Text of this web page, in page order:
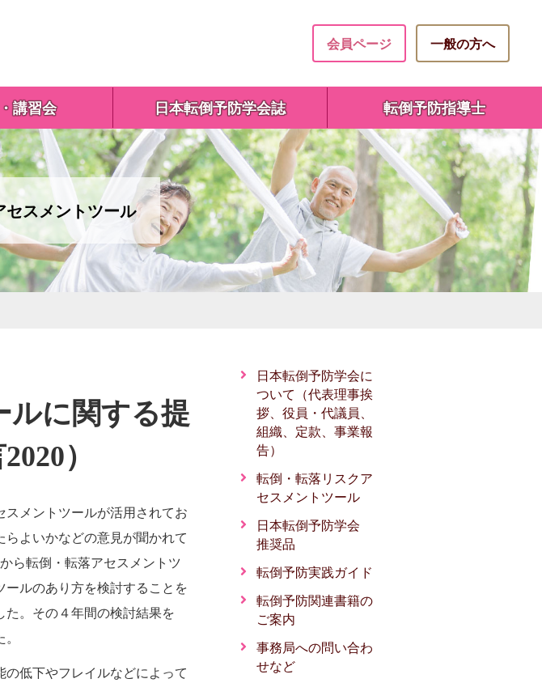
会員ページ 一般の方へ
講習会 日本転倒予防学会誌 転倒予防指導士
スメントツール
ルに関する提
）
メントツールが活用されてお
よいかなどの意見が聞かれて
ら転倒・転落アセスメントツ
ルのあり方を検討することを
。その４年間の検討結果を
低下やフレイルなどによって
日本転倒予防学会に
ついて（代表理事挨
拶、役員・代議員、
組織、定款、事業報
告）
転倒・転落リスクア
セスメントツール
日本転倒予防学会
推奨品
転倒予防実践ガイド
転倒予防関連書籍の
ご案内
事務局への問い合わ
せなど